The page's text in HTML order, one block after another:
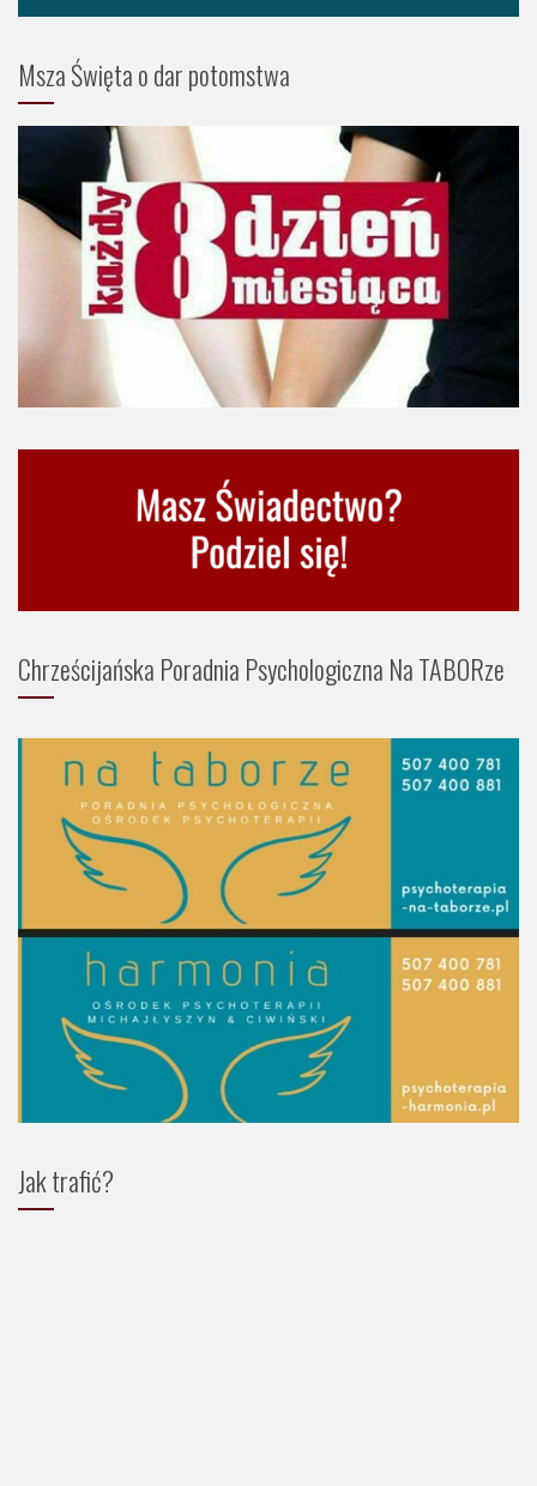
Msza Święta o dar potomstwa
Chrześcijańska Poradnia Psychologiczna Na TABORze
Jak trafić?